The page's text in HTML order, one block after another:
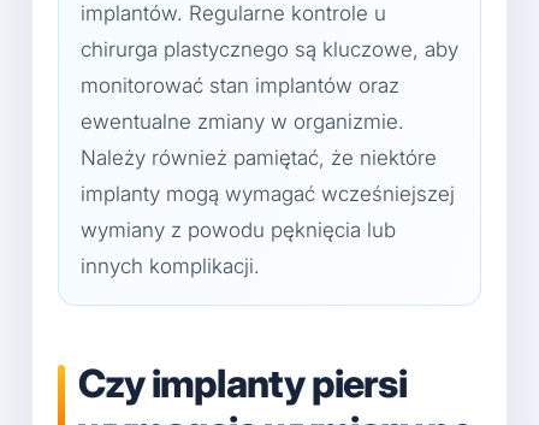
implantów. Regularne kontrole u
chirurga plastycznego są kluczowe, aby
monitorować stan implantów oraz
ewentualne zmiany w organizmie.
Należy również pamiętać, że niektóre
implanty mogą wymagać wcześniejszej
wymiany z powodu pęknięcia lub
innych komplikacji.
Czy implanty piersi